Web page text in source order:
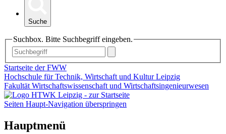
Suche
Suchbox. Bitte Suchbegriff eingeben.
Startseite der FWW
Hochschule für Technik, Wirtschaft und Kultur Leipzig
Fakultät Wirtschaftswissenschaft und Wirtschaftsingenieurwesen
Seiten Haupt-Navigation überspringen
Hauptmenü